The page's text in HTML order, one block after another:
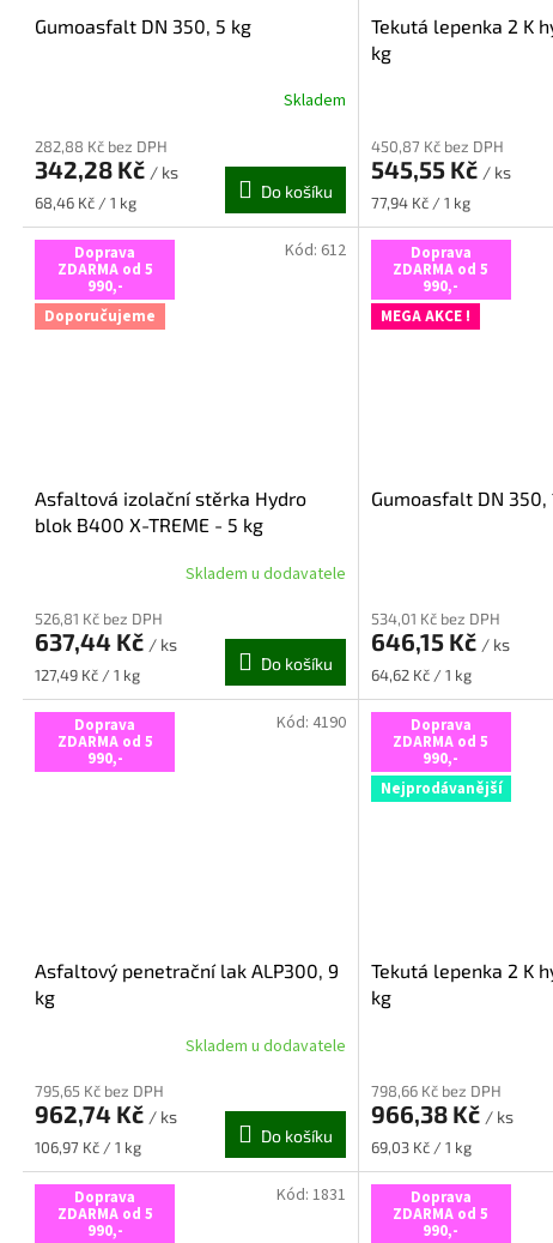
Gumoasfalt DN 350, 5 kg
produktu
je
5,0
5
hvězdiček.
Skladem
282,88 Kč bez DPH
342,28 Kč / ks
Měrná
68,46 Kč / 1 kg
Do košíku
Tekutá lepenka 2 K
kg
produktu
je
5,0
5
hvězdiček.
450,87 Kč bez DPH
545,55 Kč / ks
Měrná
77,94 Kč / 1 kg
Doprava
ZDARMA od 5
990,-
Doporučujeme
Asfaltová izolační stěrka Hydro
blok B400 X-TREME - 5 kg
produktu
je
5,0
5
hvězdiček.
Skladem u dodavatele
526,81 Kč bez DPH
637,44 Kč / ks
Měrná
127,49 Kč / 1 kg
Do košíku
Kód: 612 Doprava
ZDARMA od 5
990,-
MEGA AKCE !
Gumoasfalt DN 350,
produktu
je
5,0
5
hvězdiček.
534,01 Kč bez DPH
646,15 Kč / ks
Měrná
64,62 Kč / 1 kg
Doprava
ZDARMA od 5
990,-
Asfaltový penetrační lak ALP300, 9
kg
produktu
je
5,0
5
hvězdiček.
Skladem u dodavatele
795,65 Kč bez DPH
962,74 Kč / ks
Měrná
cena:
106,97 Kč / 1 kg
Do košíku
Kód: 4190 Doprava
ZDARMA od 5
990,-
Nejprodávanější
Tekutá lepenka 2 K
kg
produktu
je
5,0
5
hvězdiček.
798,66 Kč bez DPH
966,38 Kč / ks
Měrná
cena:
69,03 Kč / 1 kg
Doprava
ZDARMA od 5
990,-
Kód: 1831 Doprava
ZDARMA od 5
990,-